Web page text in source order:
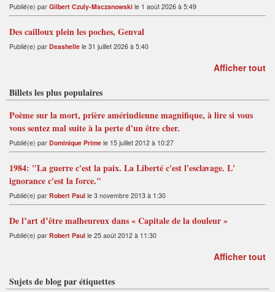
Publié(e) par Gilbert Czuly-Msczanowski le 1 août 2026 à 5:49
Des cailloux plein les poches, Genval
Publié(e) par Deashelle le 31 juillet 2026 à 5:40
Afficher tout
Billets les plus populaires
Poème sur la mort, prière amérindienne magnifique, à lire si vous
vous sentez mal suite à la perte d'un être cher.
Publié(e) par Dominique Prime le 15 juillet 2012 à 10:27
1984: "La guerre c'est la paix. La Liberté c'est l'esclavage. L'
ignorance c'est la force."
Publié(e) par Robert Paul le 3 novembre 2013 à 1:30
De l’art d’être malheureux dans « Capitale de la douleur »
Publié(e) par Robert Paul le 25 août 2012 à 11:30
Afficher tout
Sujets de blog par étiquettes